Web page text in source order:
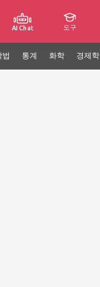
AI Chat 도구
법 통계 화학 경제학